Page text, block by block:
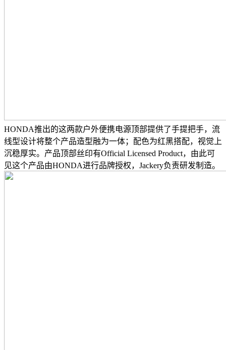
HONDA推出的这两款户外便携电源顶部提供了手提把手，流
线型设计将整个产品造型融为一体；配色为红黑搭配，视觉上
沉稳厚实。产品顶部丝印有Official Licensed Product，由此可
见这个产品由HONDA进行品牌授权，Jackery负责研发制造。